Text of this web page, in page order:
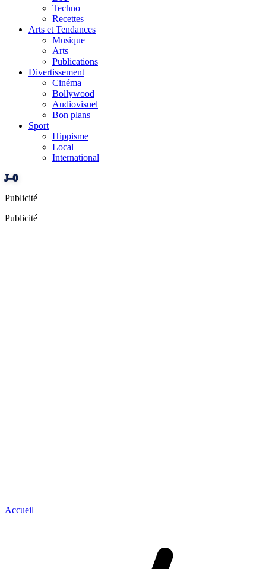
Techno
Recettes
Arts et Tendances
Musique
Arts
Publications
Divertissement
Cinéma
Bollywood
Audiovisuel
Bon plans
Sport
Hippisme
Local
International
J–0
Publicité
Publicité
Accueil